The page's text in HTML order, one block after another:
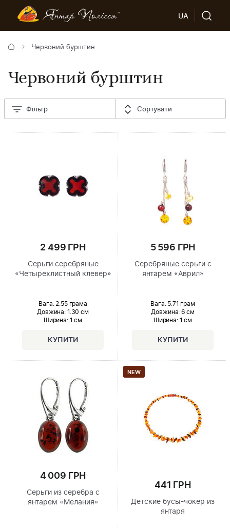
UA
Червоний бурштин
Червоний бурштин
Фільтр Сортувати
2 499 ГРН
Серьги серебряные
«Четырехлистный клевер»
Вага: 2.55 грама
Довжина: 1.30 см
Ширина: 1 см
5 596 ГРН
Серебряные серьги с
янтарем «Аврил»
Вага: 5.71 грам
Довжина: 6 см
Ширина: 1 см
4 009 ГРН
Серьги из серебра с
янтарем «Мелания»
NEW
441 ГРН
Детские бусы-чокер из
янтаря